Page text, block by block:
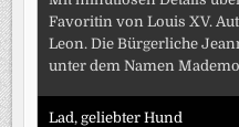
Favoritin von Louis XV.
Leon. Die Bürgerliche
unter dem Namen
Lad, geliebter Hund